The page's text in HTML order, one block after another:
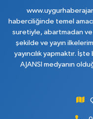
haberciliğinde temel
suretiyle, abartmadan ve
şekilde ve yayın
yayıncılık yapmaktır.
AJANSI medyanın